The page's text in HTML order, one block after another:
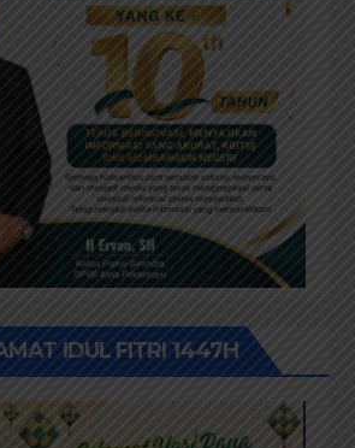
IDUL FITRI 1447H